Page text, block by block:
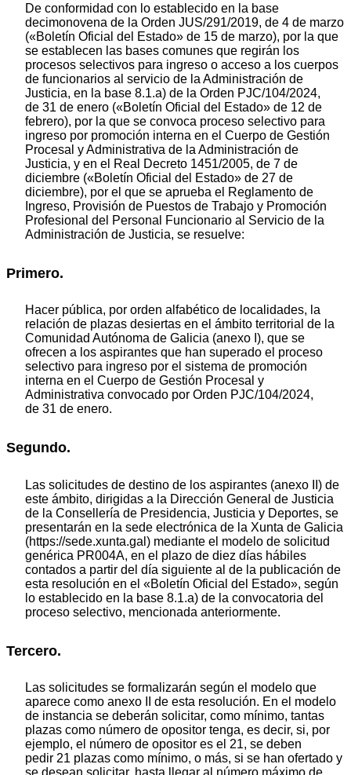
De conformidad con lo establecido en la base
decimonovena de la Orden JUS/291/2019, de 4 de marzo
(«Boletín Oficial del Estado» de 15 de marzo), por la que
se establecen las bases comunes que regirán los
procesos selectivos para ingreso o acceso a los cuerpos
de funcionarios al servicio de la Administración de
Justicia, en la base 8.1.a) de la Orden PJC/104/2024,
de 31 de enero («Boletín Oficial del Estado» de 12 de
febrero), por la que se convoca proceso selectivo para
ingreso por promoción interna en el Cuerpo de Gestión
Procesal y Administrativa de la Administración de
Justicia, y en el Real Decreto 1451/2005, de 7 de
diciembre («Boletín Oficial del Estado» de 27 de
diciembre), por el que se aprueba el Reglamento de
Ingreso, Provisión de Puestos de Trabajo y Promoción
Profesional del Personal Funcionario al Servicio de la
Administración de Justicia, se resuelve:
Primero.
Hacer pública, por orden alfabético de localidades, la
relación de plazas desiertas en el ámbito territorial de la
Comunidad Autónoma de Galicia (anexo I), que se
ofrecen a los aspirantes que han superado el proceso
selectivo para ingreso por el sistema de promoción
interna en el Cuerpo de Gestión Procesal y
Administrativa convocado por Orden PJC/104/2024,
de 31 de enero.
Segundo.
Las solicitudes de destino de los aspirantes (anexo II) de
este ámbito, dirigidas a la Dirección General de Justicia
de la Consellería de Presidencia, Justicia y Deportes, se
presentarán en la sede electrónica de la Xunta de Galicia
(https://sede.xunta.gal) mediante el modelo de solicitud
genérica PR004A, en el plazo de diez días hábiles
contados a partir del día siguiente al de la publicación de
esta resolución en el «Boletín Oficial del Estado», según
lo establecido en la base 8.1.a) de la convocatoria del
proceso selectivo, mencionada anteriormente.
Tercero.
Las solicitudes se formalizarán según el modelo que
aparece como anexo II de esta resolución. En el modelo
de instancia se deberán solicitar, como mínimo, tantas
plazas como número de opositor tenga, es decir, si, por
ejemplo, el número de opositor es el 21, se deben
pedir 21 plazas como mínimo, o más, si se han ofertado y
se desean solicitar, hasta llegar al número máximo de